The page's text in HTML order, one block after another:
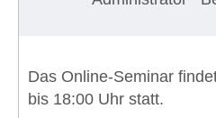
Das Online-Seminar
bis 18:00 Uhr statt.